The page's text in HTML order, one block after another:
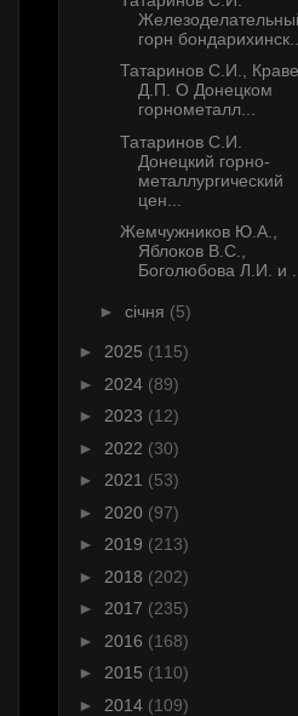
горн
Татаринов С.И.,
Д.П. О Донецком
горнометалл...
Татаринов С.И.
Донецкий горно-
металлургический
цен...
Жемчужников Ю.А.,
Яблоков В.С.,
Боголюбова Л.И. и
► січня (5)
► 2025 (115)
► 2024 (89)
► 2023 (12)
► 2022 (30)
► 2021 (53)
► 2020 (97)
► 2019 (213)
► 2018 (202)
► 2017 (235)
► 2016 (168)
► 2015 (110)
► 2014 (109)